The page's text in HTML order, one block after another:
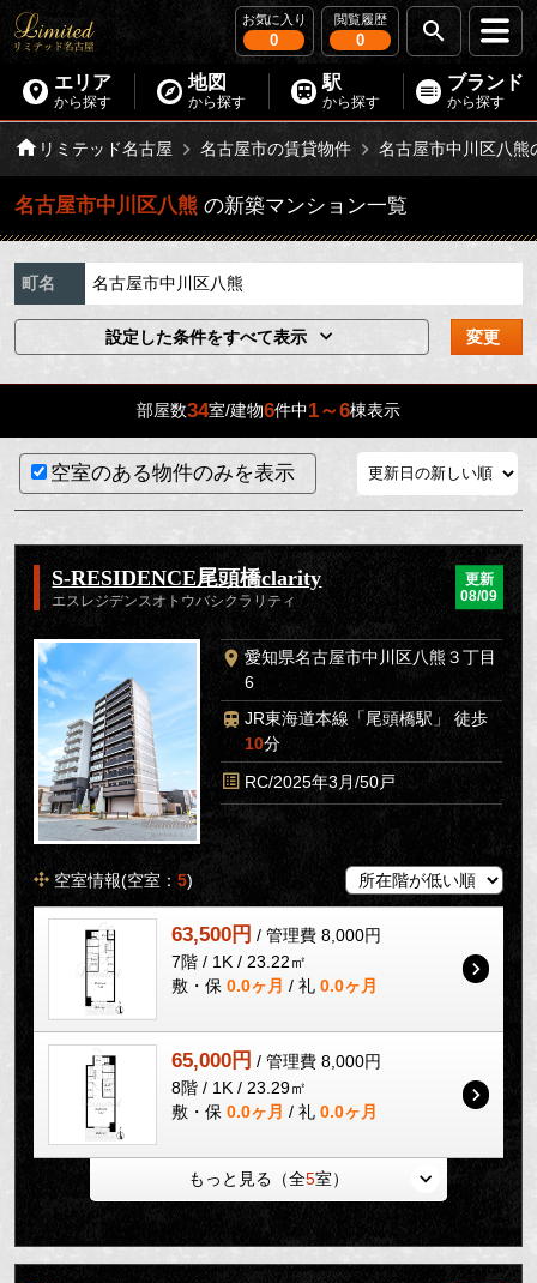
お気に入り
0
閲覧履歴
0
エリア
から探す
地図
から探す
駅
から探す
ブランド
から探す
リミテッド名古屋 名古屋市の賃貸物件 名古屋市中川区八熊
名古屋市中川区八熊 の新築マンション一覧
町名 名古屋市中川区八熊
設定した条件をすべて表示 変更
部屋数34室/建物6件中1～6棟表示
空室のある物件のみを表示
S-RESIDENCE尾頭橋clarity
エスレジデンスオトウバシクラリティ
更新
08/09
愛知県名古屋市中川区八熊３丁目
6
JR東海道本線「尾頭橋駅」 徒歩
10分
RC/2025年3月/50戸
空室情報(空室：5)
63,500円 / 管理費 8,000円
7階 / 1K / 23.22㎡
敷・保 0.0ヶ月 / 礼 0.0ヶ月
65,000円 / 管理費 8,000円
8階 / 1K / 23.29㎡
敷・保 0.0ヶ月 / 礼 0.0ヶ月
もっと見る（全5室）